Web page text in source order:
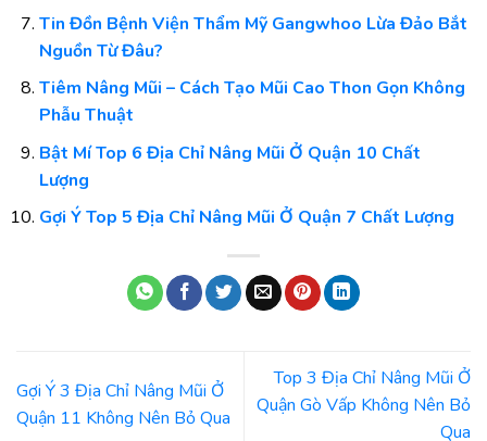
Tin Đồn Bệnh Viện Thẩm Mỹ Gangwhoo Lừa Đảo Bắt
Nguồn Từ Đâu?
Tiêm Nâng Mũi – Cách Tạo Mũi Cao Thon Gọn Không
Phẫu Thuật
Bật Mí Top 6 Địa Chỉ Nâng Mũi Ở Quận 10 Chất
Lượng
Gợi Ý Top 5 Địa Chỉ Nâng Mũi Ở Quận 7 Chất Lượng
Gợi Ý 3 Địa Chỉ Nâng Mũi Ở
Quận 11 Không Nên Bỏ Qua
Top 3 Địa Chỉ Nâng Mũi Ở
Quận Gò Vấp Không Nên Bỏ
Qua